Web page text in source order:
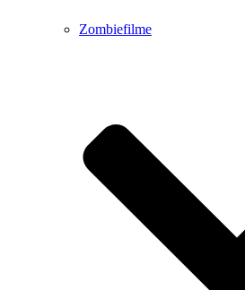
Zombiefilme